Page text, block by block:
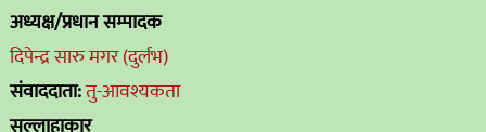
अध्यक्ष/प्रधान सम्पादक
दिपेन्द्र सारु मगर (दुर्लभ)
संवाददाता:तु-आवश्यकता